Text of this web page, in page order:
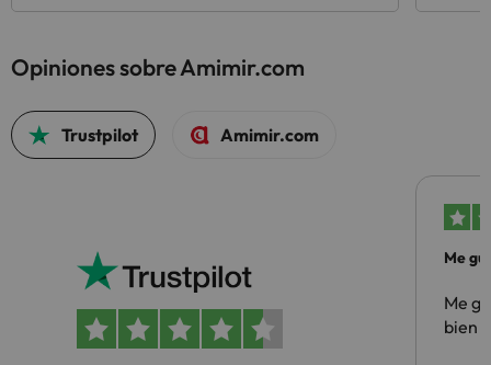
Opiniones sobre Amimir.com
Trustpilot Amimir.com
Me
Me
bien